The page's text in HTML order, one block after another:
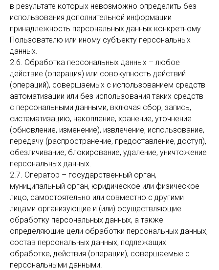
в результате которых невозможно определить без
использования дополнительной информации
принадлежность персональных данных конкретному
Пользователю или иному субъекту персональных
данных.
2.6. Обработка персональных данных – любое
действие (операция) или совокупность действий
(операций), совершаемых с использованием средств
автоматизации или без использования таких средств
с персональными данными, включая сбор, запись,
систематизацию, накопление, хранение, уточнение
(обновление, изменение), извлечение, использование,
передачу (распространение, предоставление, доступ),
обезличивание, блокирование, удаление, уничтожение
персональных данных.
2.7. Оператор – государственный орган,
муниципальный орган, юридическое или физическое
лицо, самостоятельно или совместно с другими
лицами организующие и (или) осуществляющие
обработку персональных данных, а также
определяющие цели обработки персональных данных,
состав персональных данных, подлежащих
обработке, действия (операции), совершаемые с
персональными данными.